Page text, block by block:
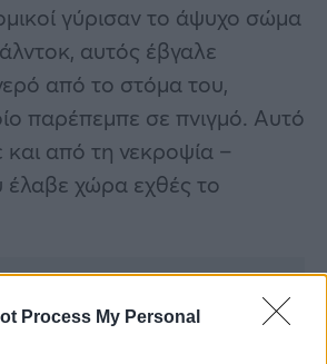
Process My Personal
γύρισαν το άψυχο σώμα
αυτός έβγαλε
από το στόμα του,
παρέπεμπε σε πνιγμό. Αυτό
και από τη νεκροψία –
χώρα εχθές το
18/11/2025
«Λέω τη δική μου